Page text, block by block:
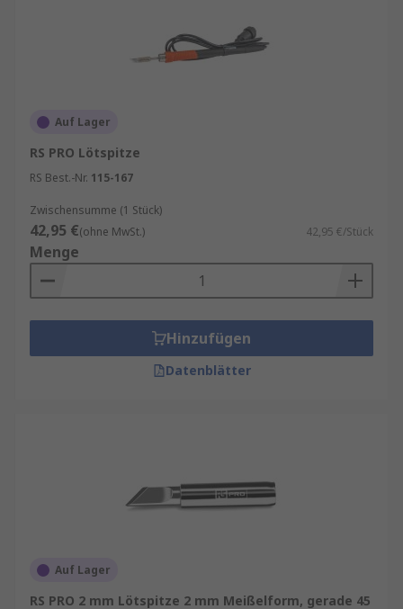
Auf Lager
RS PRO Lötspitze
RS Best.-Nr. 115-167
Zwischensumme (1 Stück)
42,95 €(ohne MwSt.) 42,95 €/Stück
Menge
Hinzufügen
Datenblätter
Auf Lager
RS PRO 2 mm Lötspitze 2 mm Meißelform, gerade 45